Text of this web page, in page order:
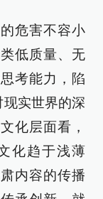
危害不容小
低质量、无
考能力，陷
现实世界的深
化层面看，
化趋于浅薄
内容的传播